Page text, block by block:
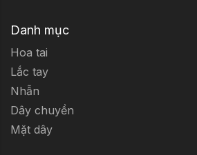
Danh mục
Hoa tai
Lắc tay
Nhẫn
Dây chuyền
Mặt dây